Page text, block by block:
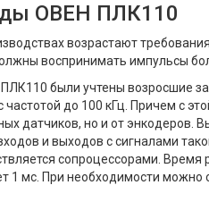
ОВЕН ПЛК110
возрастают
воспринимать импульсы
были учтены возросшие
частотой до 100 кГц. Причем с
датчиков, но и от энкодеров.
и выходов с сигналами
сопроцессорами.
1 мс. При необходимости можно